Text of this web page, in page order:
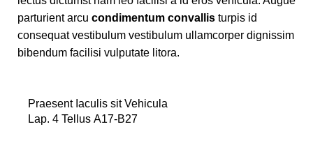
parturient arcu condimentum convallis turpis id
consequat vestibulum vestibulum ullamcorper dignissim
bibendum facilisi vulputate litora.
Praesent Iaculis sit Vehicula
Lap. 4 Tellus A17-B27